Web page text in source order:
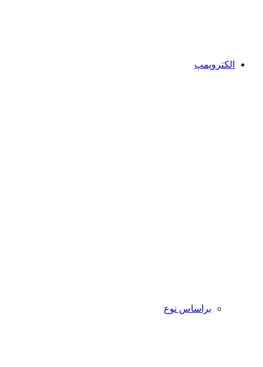
الکتروپمپ
براساس نوع